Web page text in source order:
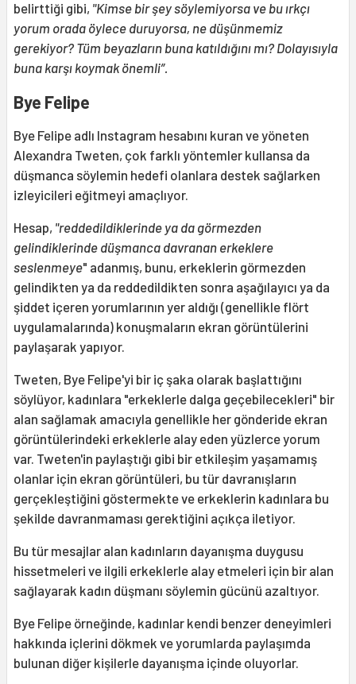
belirttiği gibi, "Kimse bir şey söylemiyorsa ve bu ırkçı
yorum orada öylece duruyorsa, ne düşünmemiz
gerekiyor? Tüm beyazların buna katıldığını mı? Dolayısıyla
buna karşı koymak önemli”.
Bye Felipe
Bye Felipe adlı Instagram hesabını kuran ve yöneten
Alexandra Tweten, çok farklı yöntemler kullansa da
düşmanca söylemin hedefi olanlara destek sağlarken
izleyicileri eğitmeyi amaçlıyor.
Hesap, "reddedildiklerinde ya da görmezden
gelindiklerinde düşmanca davranan erkeklere
seslenmeye" adanmış, bunu, erkeklerin görmezden
gelindikten ya da reddedildikten sonra aşağılayıcı ya da
şiddet içeren yorumlarının yer aldığı (genellikle flört
uygulamalarında) konuşmaların ekran görüntülerini
paylaşarak yapıyor.
Tweten, Bye Felipe'yi bir iç şaka olarak başlattığını
söylüyor, kadınlara "erkeklerle dalga geçebilecekleri" bir
alan sağlamak amacıyla genellikle her gönderide ekran
görüntülerindeki erkeklerle alay eden yüzlerce yorum
var. Tweten'in paylaştığı gibi bir etkileşim yaşamamış
olanlar için ekran görüntüleri, bu tür davranışların
gerçekleştiğini göstermekte ve erkeklerin kadınlara bu
şekilde davranmaması gerektiğini açıkça iletiyor.
Bu tür mesajlar alan kadınların dayanışma duygusu
hissetmeleri ve ilgili erkeklerle alay etmeleri için bir alan
sağlayarak kadın düşmanı söylemin gücünü azaltıyor.
Bye Felipe örneğinde, kadınlar kendi benzer deneyimleri
hakkında içlerini dökmek ve yorumlarda paylaşımda
bulunan diğer kişilerle dayanışma içinde oluyorlar.